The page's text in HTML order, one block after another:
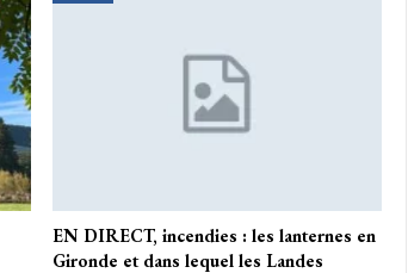
EN DIRECT, incendies : les lanternes en
Gironde et dans lequel les Landes